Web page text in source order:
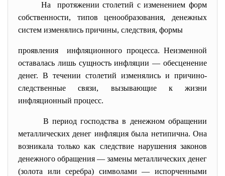
На протяжении столетий с изменением форм
собственности, типов ценообразования, денежных
систем изменялись причины, следствия, формы
проявления инфляционного процесса. Неизменной
оставалась лишь сущность инфляции — обесценение
денег. В течении столетий изменялись и причино-
следственные связи, вызывающие к жизни
инфляционный процесс.
В период господства в денежном обращении
металлических денег инфляция была нетипична. Она
возникала только как следствие нарушения законов
денежного обращения — замены металлических денег
(золота или серебра) символами — испорченными